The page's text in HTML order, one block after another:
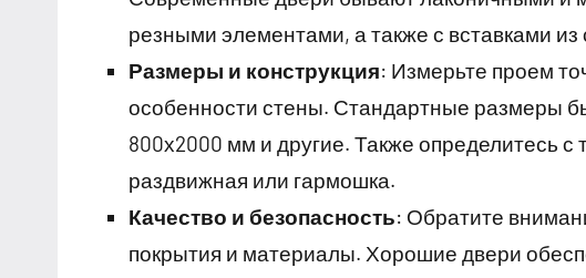
резными элементами, а также с вставками из
Размеры и конструкция: Измерьте проем
особенности стены. Стандартные размеры
800х2000 мм и другие. Также определитесь
раздвижная или гармошка.
Качество и безопасность: Обратите
покрытия и материалы. Хорошие двери